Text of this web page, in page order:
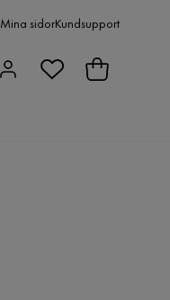
Mina sidorKundsupport